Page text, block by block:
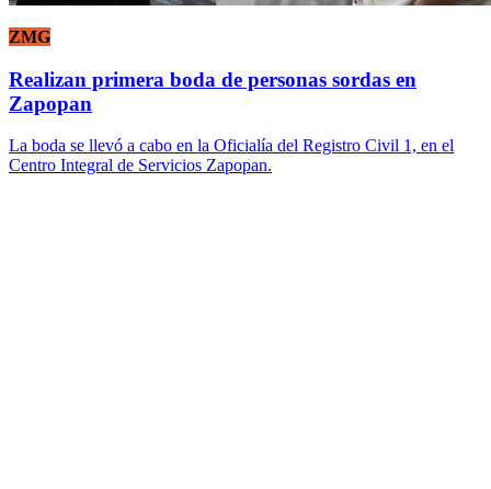
ZMG
Realizan primera boda de personas sordas en
Zapopan
La boda se llevó a cabo en la Oficialía del Registro Civil 1, en el
Centro Integral de Servicios Zapopan.